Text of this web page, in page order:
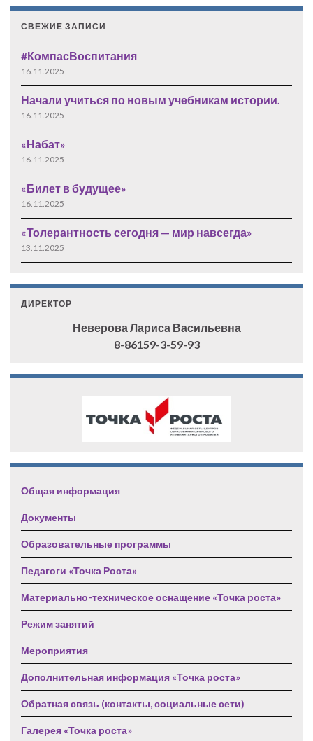
СВЕЖИЕ ЗАПИСИ
#КомпасВоспитания
16.11.2025
Начали учиться по новым учебникам истории.
16.11.2025
«Набат»
16.11.2025
«Билет в будущее»
16.11.2025
«Толерантность сегодня — мир навсегда»
13.11.2025
ДИРЕКТОР
Неверова Лариса Васильевна
8-86159-3-59-93
Общая информация
Документы
Образовательные программы
Педагоги «Точка Роста»
Материально-техническое оснащение «Точка роста»
Режим занятий
Мероприятия
Дополнительная информация «Точка роста»
Обратная связь (контакты, социальные сети)
Галерея «Точка роста»